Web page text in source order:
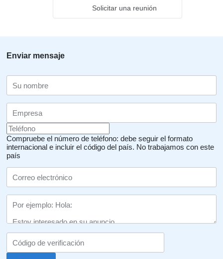
Solicitar una reunión
Enviar mensaje
Compruebe el número de teléfono: debe seguir el formato
internacional e incluir el código del país. No trabajamos con este
país